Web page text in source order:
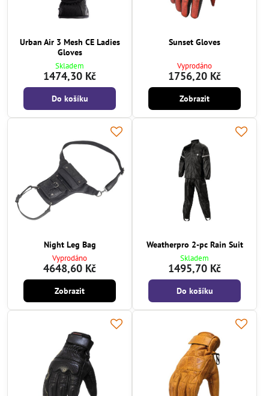
Urban Air 3 Mesh CE Ladies
Gloves
Skladem
1474,30 Kč
Do košíku
Sunset Gloves
Vyprodáno
1756,20 Kč
Zobrazit
Night Leg Bag
Vyprodáno
4648,60 Kč
Zobrazit
Weatherpro 2-pc Rain Suit
Skladem
1495,70 Kč
Do košíku